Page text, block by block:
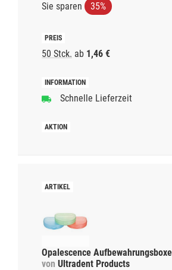
Sie sparen 35%
50 Stck. ab 1,46 €
Schnelle Lieferzeit
Opalescence
von Ultradent Products